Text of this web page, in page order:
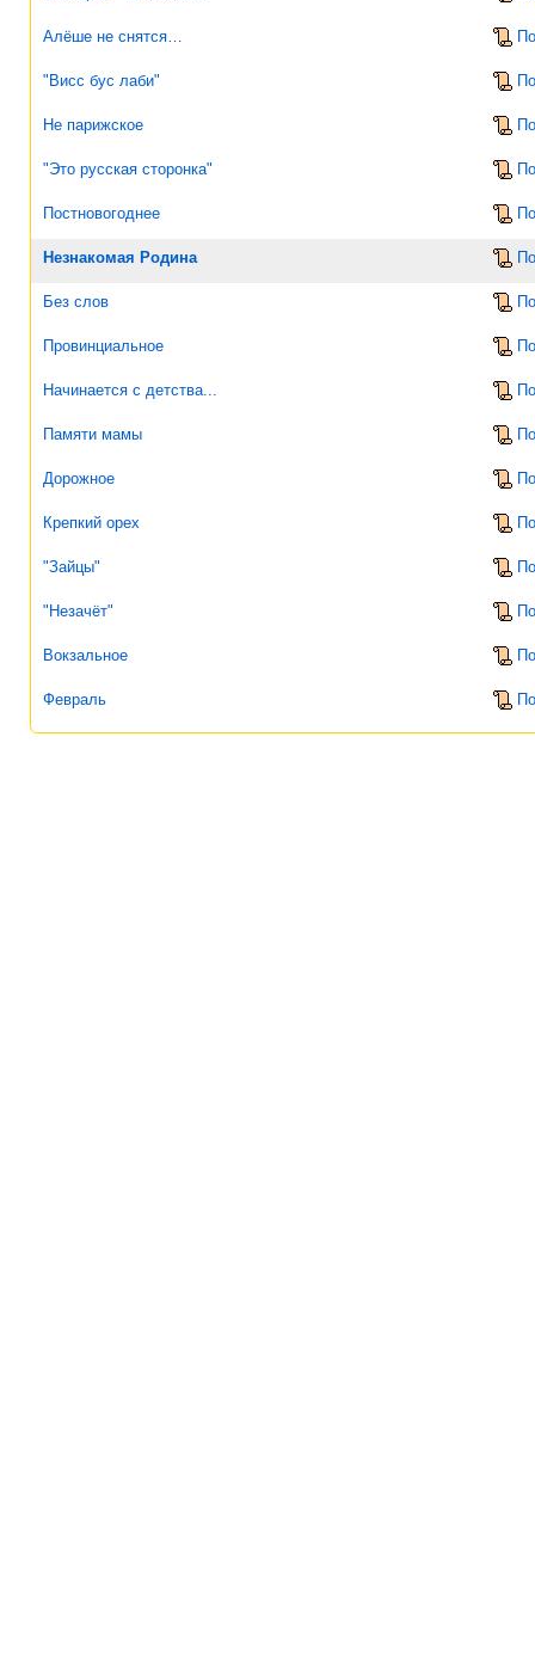
Алёше не снятся…
"Висс бус лаби"
Не парижское
"Это русская сторонка"
Постновогоднее
Незнакомая Родина
Без слов
Провинциальное
Начинается с детства...
Памяти мамы
Дорожное
Крепкий орех
"Зайцы"
"Незачёт"
Вокзальное
Февраль